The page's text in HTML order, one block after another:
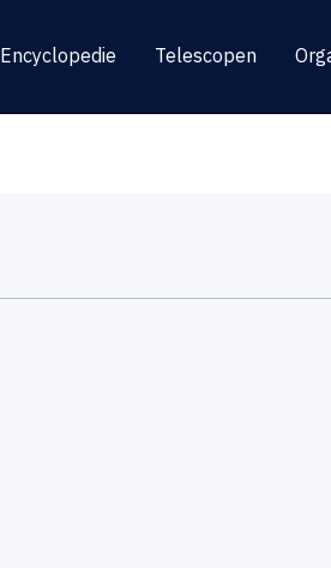
Encyclopedie Telescopen